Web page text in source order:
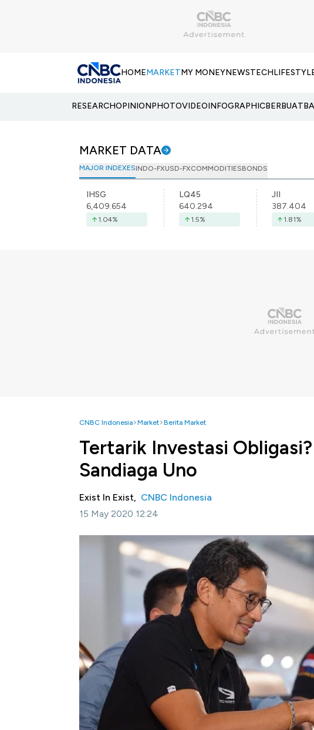
HOMEMARKETMY MONEYNEWSTECH
RESEARCHOPINIONPHOTOVIDEOINFOGRAPHIC
MARKET DATA
MAJOR INDEXESINDO-FXUSD-FXCOMMODITIESBONDS
IHSG
6,409.654
1.04%
LQ45
640.294
1.5%
JII
387.404
1.81%
CNBC Indonesia Market Berita Market
Tertarik Investasi
Sandiaga Uno
Exist In Exist, CNBC Indonesia
15 May 2020 12:24